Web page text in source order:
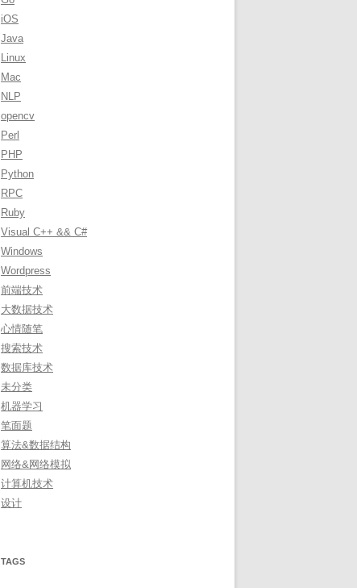
r
:
iOS
Java
Linux
Mac
NLP
opencv
Perl
PHP
Python
RPC
Ruby
Visual C++ && C#
Windows
Wordpress
前端技术
大数据技术
心情随笔
搜索技术
数据库技术
未分类
机器学习
笔面题
算法&数据结构
网络&网络模拟
计算机技术
设计
TAGS